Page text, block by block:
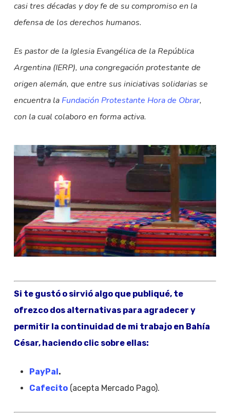
casi tres décadas y doy fe de su compromiso en la
defensa de los derechos humanos.
Es pastor de la Iglesia Evangélica de la República
Argentina (IERP), una congregación protestante de
origen alemán, que entre sus iniciativas solidarias se
encuentra la Fundación Protestante Hora de Obrar,
con la cual colaboro en forma activa.
Si te gustó o sirvió algo que publiqué, te
ofrezco dos alternativas para agradecer y
permitir la continuidad de mi trabajo en Bahía
César, haciendo clic sobre ellas:
PayPal .
Cafecito(acepta Mercado Pago).